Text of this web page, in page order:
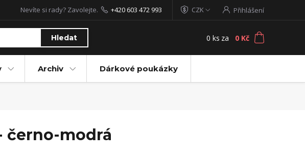
CZK Přihlášení
Hledat
Nevíte si rady? Zavolejte. +420 603 472 993
0 ks za 0 Kč
Archiv Dárkové poukázky
černo-modrá